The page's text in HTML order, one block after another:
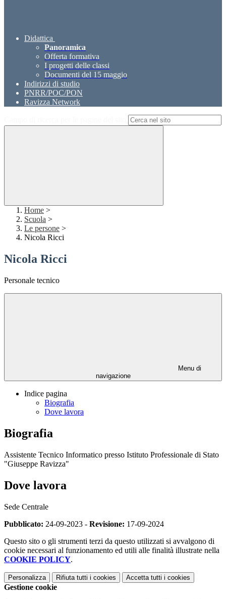
Didattica
Panoramica
Offerta formativa
I progetti delle classi
Documenti del 15 maggio
Indirizzi di studio
PNRR/POC/PON
Ravizza Network
Home >
Scuola >
Le persone >
Nicola Ricci
Nicola Ricci
Personale tecnico
Menu di
navigazione
Indice pagina
Biografia
Dove lavora
Biografia
Assistente Tecnico Informatico presso Istituto Professionale di Stato
"Giuseppe Ravizza"
Dove lavora
Sede Centrale
Pubblicato: 24-09-2023 - Revisione: 17-09-2024
Questo sito o gli strumenti terzi da questo utilizzati si avvalgono di
cookie necessari al funzionamento ed utili alle finalità illustrate nella
COOKIE POLICY.
Personalizza Rifiuta tutti i cookies Accetta tutti i cookies
Gestione cookie